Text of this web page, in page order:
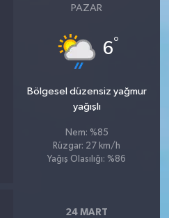
PAZAR
6°
Bölgesel düzensiz yağmur
yağışlı
Nem: %85
Rüzgar: 27 km/h
Yağış Olasılığı: %86
24 MART